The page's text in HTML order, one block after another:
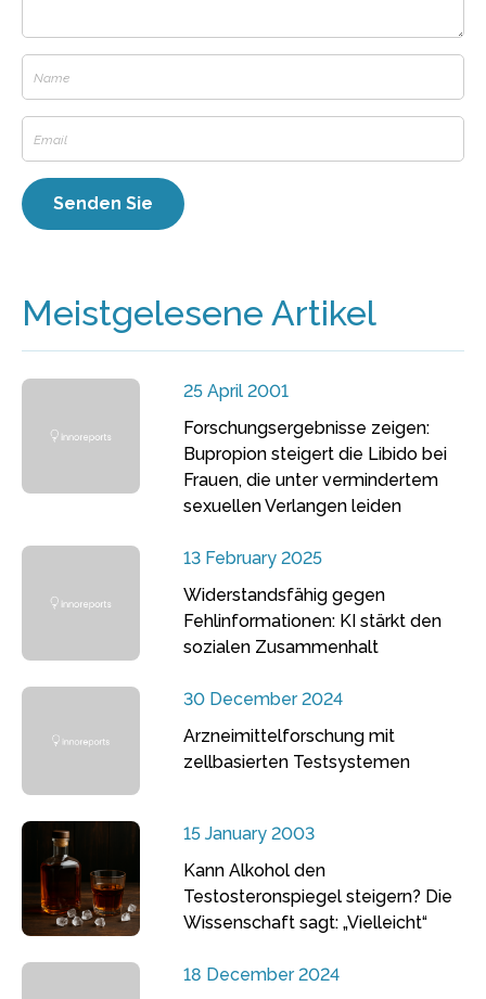
Meistgelesene Artikel
25 April 2001
Forschungsergebnisse zeigen:
Bupropion steigert die Libido bei
Frauen, die unter vermindertem
sexuellen Verlangen leiden
13 February 2025
Widerstandsfähig gegen
Fehlinformationen: KI stärkt den
sozialen Zusammenhalt
30 December 2024
Arzneimittelforschung mit
zellbasierten Testsystemen
15 January 2003
Kann Alkohol den
Testosteronspiegel steigern? Die
Wissenschaft sagt: „Vielleicht“
18 December 2024